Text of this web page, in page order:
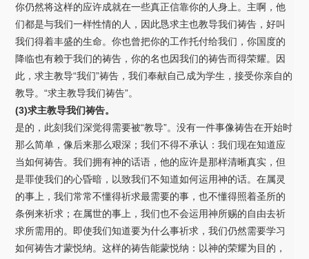
你仍然将这样的应许成就在一些真正信靠你的人身上。主啊，他
们都是与我们一样性情的人，因此恳求主也教导我们祷告，好叫
我们得着丰盛的生命。你也曾把你的工作托付给我们，你国度的
降临也有赖于我们的祷告，你的名也因我们的祷告而得荣耀。因
此，求主教导“我们”祷告，我们奉献自己成为学生，接受你亲自的
教导。“求主教导我们祷告”。
(3)求主教导我们祷告。
是的，此刻我们深觉得需要被“教导”。没有一件事像祷告在开始时
那么简单，像后来那么艰深；我们不得不承认：我们现在知道应
当如何祷告。我们拥有神的话语，他的应许是那样清晰真实，但
是罪使我们的心昏暗，以致我们不知道如何运用神的话。在属灵
的事上，我们常常不懂得祈求最需要的事，也不懂得照着圣所的
条例来祈求；在属世的事上，我们也不会运用神所赐的自由去祈
求所需用的。即使我们知道要为什么事祈求，我们仍然需要学习
如何祷告才蒙悦纳。这样的祷告能蒙悦纳：以神的荣耀为目的，